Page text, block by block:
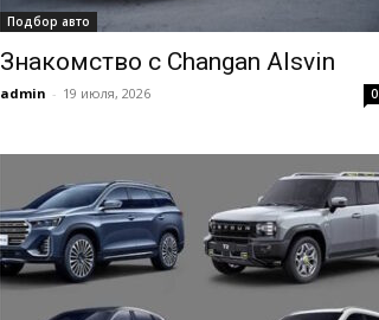
Подбор авто
Знакомство с Changan Alsvin
admin - 19 июля, 2026 0